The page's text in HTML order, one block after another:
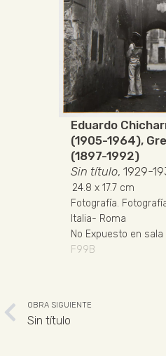
Eduardo
(1905-1964),
(1897-1992)
Sin título, 1929-
24.8 x 17.7 cm
Fotografía.
Italia- Roma
No Expuesto en sala
F99B
OBRA SIGUIENTE
Sin título